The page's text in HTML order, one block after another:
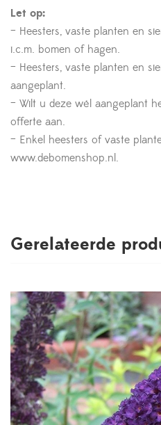
Let op:
– Heesters, vaste planten en
i.c.m. bomen of hagen.
– Heesters, vaste planten en
aangeplant.
– Wilt u deze wél aangeplant
offerte aan.
– Enkel heesters of vaste
www.debomenshop.nl.
Gerelateerde